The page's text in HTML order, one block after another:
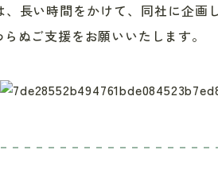
長い時間をかけて、同社に企画
ぬご支援をお願いいたします。